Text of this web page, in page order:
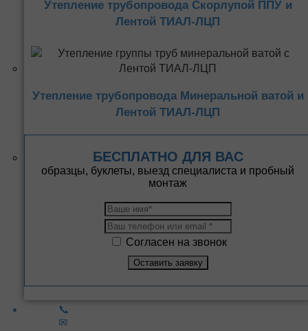
Утепление трубопровода Скорлупой ППУ и
Лентой ТИАЛ-ЛЦП
Утепление трубопровода Минеральной ватой и
Лентой ТИАЛ-ЛЦП
БЕСПЛАТНО ДЛЯ ВАС
образцы, буклеты, выезд специалиста и пробный
монтаж
Согласен на звонок
📞
✉